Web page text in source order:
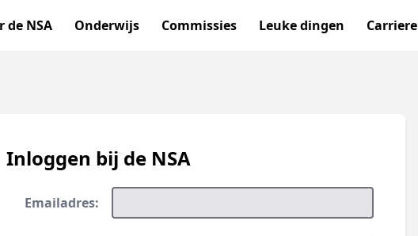
de NSA Onderwijs Commissies Leuke dingen Carriere
Inloggen bij de NSA
Emailadres: